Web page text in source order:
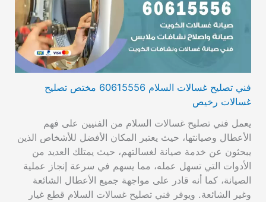
فني تصليح غسالات السلام 60615556 مختص تصليح
غسالات رخيص
يعمل فني تصليح غسالات السلام من الفنيين على فهم
الأعطال وصيانتها، حيث يعتبر المكان الأفضل للأشخاص الذين
يبحثون عن خدمة صيانة لغسالتهم، حيث يمتلك العديد من
الأدوات التي تسهل عمله، مما يسهم في سرعة إنجاز عملية
الصيانة، كما أنه قادر على مواجهة جميع الأعطال الشائعة
وغير الشائعة. ويوفر فني تصليح غسالات السلام قطع غيار